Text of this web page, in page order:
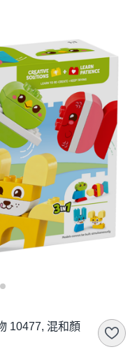
10477, 混和顏